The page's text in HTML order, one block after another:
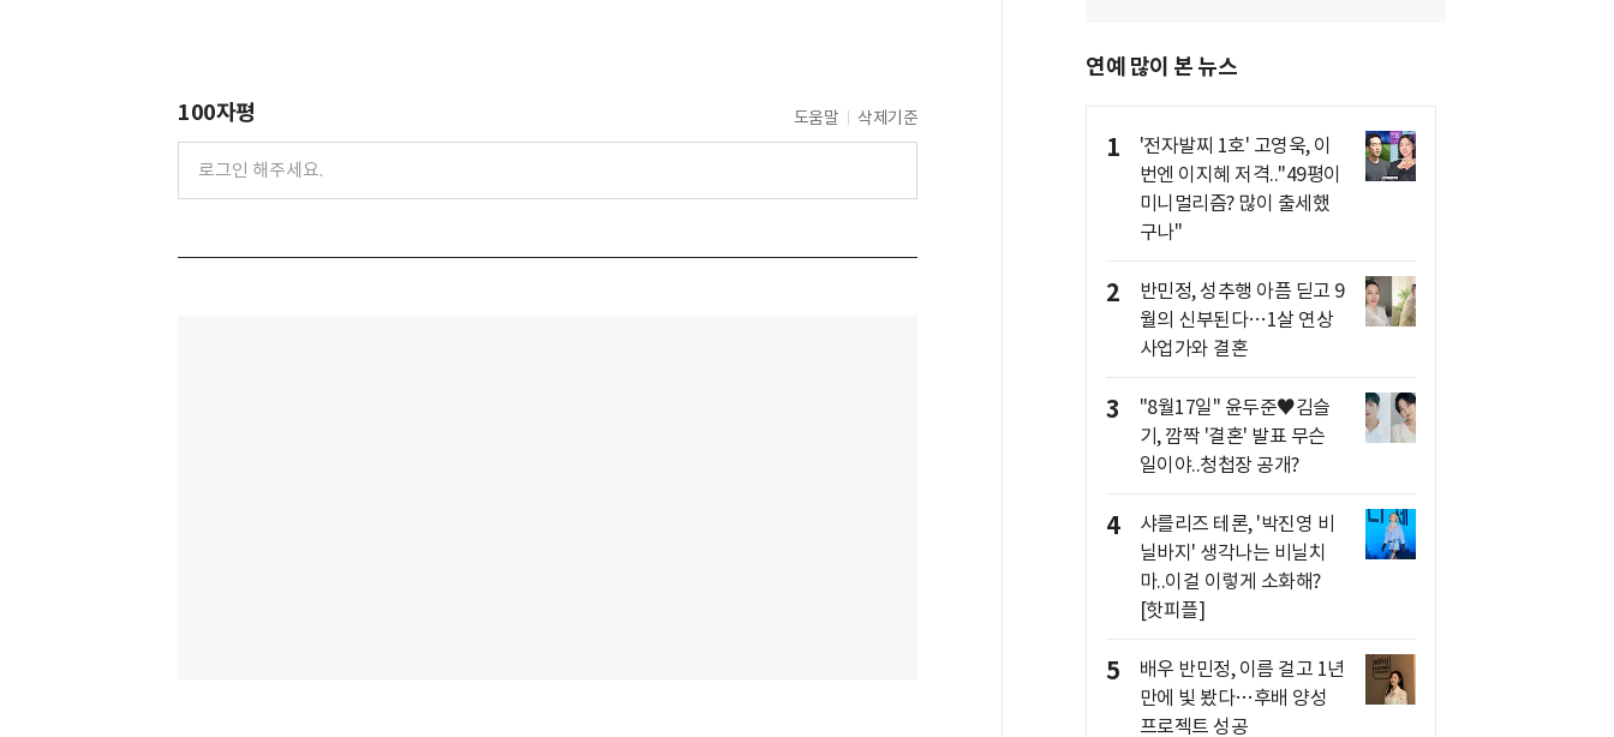
100자평 도움말 삭제기준
연예 많이 본 뉴스
1
'전자발찌 1호' 고영욱, 이
번엔 이지혜 저격.."49평이
미니멀리즘? 많이 출세했
구나"
2
반민정, 성추행 아픔 딛고 9
월의 신부된다…1살 연상
사업가와 결혼
3
"8월17일" 윤두준♥김슬
기, 깜짝 '결혼' 발표 무슨
일이야..청첩장 공개?
4
샤를리즈 테론, '박진영 비
닐바지' 생각나는 비닐치
마..이걸 이렇게 소화해?
[핫피플]
5
배우 반민정, 이름 걸고 1년
만에 빛 봤다…후배 양성
프로젝트 성공